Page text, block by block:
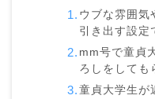
ウブな雰囲気
引き出す設定
mm号で童貞
ろしをしても
童貞大学生が